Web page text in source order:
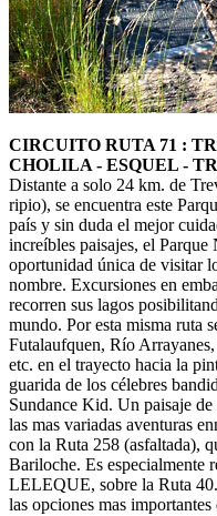
CIRCUITO RUTA 71 :
CHOLILA - ESQUEL -
Distante a solo 24 km. de
ripio), se encuentra este
país y sin duda el mejor
increíbles paisajes, el
oportunidad única de visitar
nombre. Excursiones en
recorren sus lagos
mundo. Por esta misma ruta
Futalaufquen, Río
etc. en el trayecto hacia la
guarida de los célebres
Sundance Kid. Un paisaje
las mas variadas aventuras
con la Ruta 258 (asfaltada),
Bariloche. Es especialmente
LELEQUE, sobre la Ruta
las opciones mas